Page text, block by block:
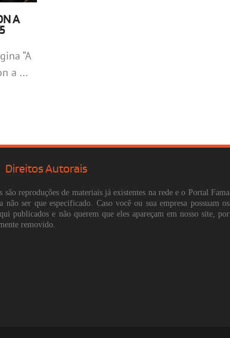
A
“A
a ...
Direitos Autorais
são reproduções de materiais já existentes na rede e o Portal Fama
ser que especificado. Caso você ou sua empresa possuam os
publicados e não querem que eles apareçam em nosso site, por
removido.